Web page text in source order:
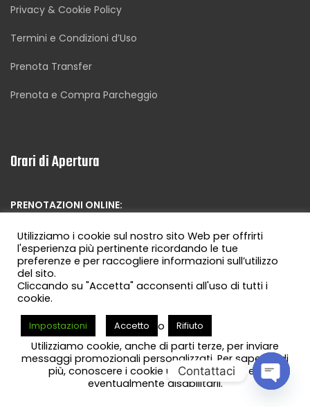
Privacy & Cookie Policy
Termini e Condizioni d’Uso
Prenota Transfer
Prenota e Compra Parcheggio
Orari di Apertura
PRENOTAZIONI ONLINE:
Lun a Dom 00:00 23:59
Sempre:Aperto
PRENOTAZIONI OFFLINE:
Lun a Dom:
Mag-Ott 05:30 alle 22:00
Nov-Apr 06:00 alle 21:00
Arrivi Oltre Orario?:Chiamaci
Utilizziamo i cookie sul nostro sito Web per offrirti
l'esperienza più pertinente ricordando le tue
preferenze e per raccogliere informazioni sull’utilizzo
del sito.
Cliccando su "Accetta" acconsenti all'uso di tutti i
cookie.
Impostazioni Accetto o Rifiuto
Utilizziamo cookie, anche di parti terze, per inviare
messaggi promozionali personalizzati. Per saperne di
più, conoscere i cookie utilizzati dal sito ed
eventualmente disabilitarli.
Contattaci